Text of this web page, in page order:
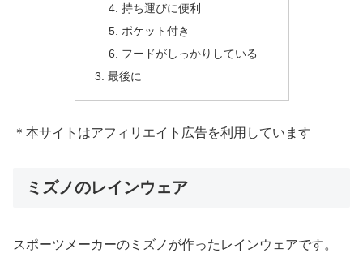
持ち運びに便利
ポケット付き
フードがしっかりしている
最後に
＊本サイトはアフィリエイト広告を利用しています
ミズノのレインウェア
スポーツメーカーのミズノが作ったレインウェアです。